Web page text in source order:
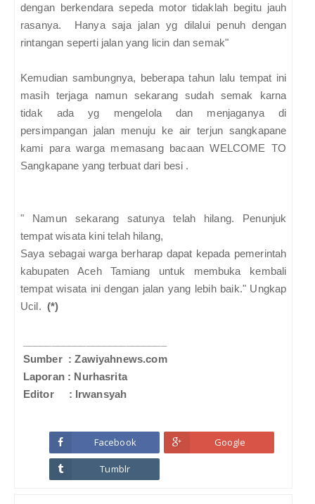
dengan berkendara sepeda motor tidaklah begitu jauh
rasanya. Hanya saja jalan yg dilalui penuh dengan
rintangan seperti jalan yang licin dan semak"
Kemudian sambungnya, beberapa tahun lalu tempat ini
masih terjaga namun sekarang sudah semak karna
tidak ada yg mengelola dan menjaganya di
persimpangan jalan menuju ke air terjun sangkapane
kami para warga memasang bacaan WELCOME TO
Sangkapane yang terbuat dari besi .
" Namun sekarang satunya telah hilang. Penunjuk
tempat wisata kini telah hilang,
Saya sebagai warga berharap dapat kepada pemerintah
kabupaten Aceh Tamiang untuk membuka kembali
tempat wisata ini dengan jalan yang lebih baik." Ungkap
Ucil. (*)
Sumber : Zawiyahnews.com
Laporan : Nurhasrita
Editor : Irwansyah
Facebook Google
Tumblr